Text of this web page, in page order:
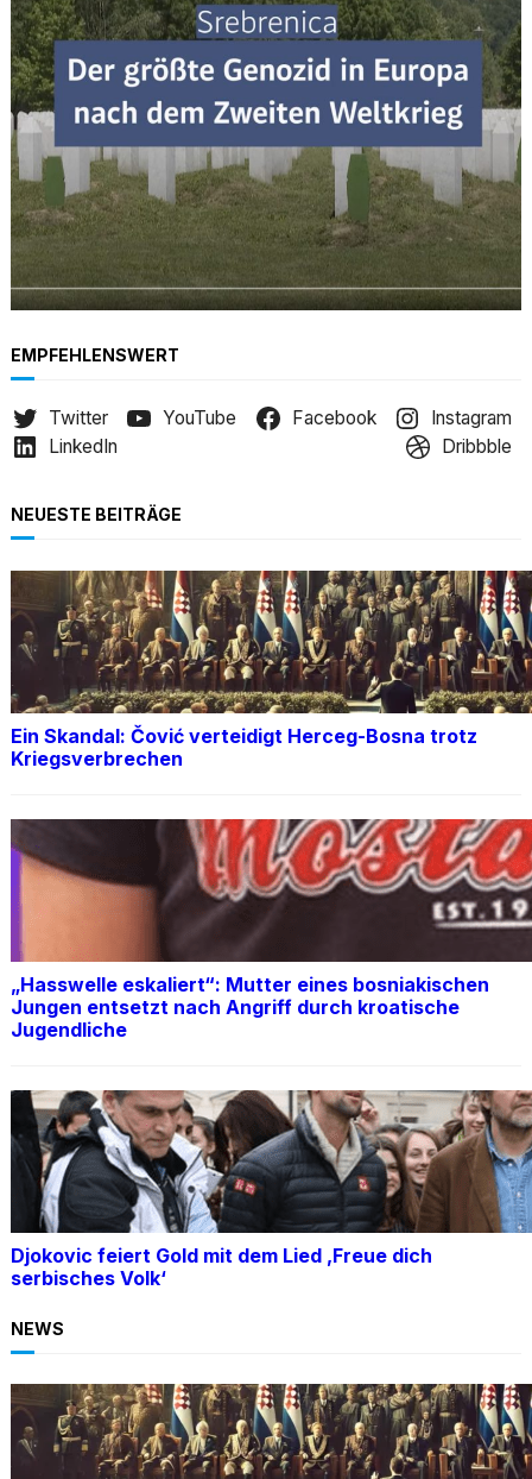
h
EMPFEHLENSWERT
Twitter YouTube Facebook
Instagram
LinkedIn
Dribbble
NEUESTE BEITRÄGE
Ein Skandal: Čović verteidigt Herceg-Bosna trotz
Kriegsverbrechen
„Hasswelle eskaliert“: Mutter eines bosniakischen
Jungen entsetzt nach Angriff durch kroatische
Jugendliche
Djokovic feiert Gold mit dem Lied ‚Freue dich
serbisches Volk‘
NEWS
BOSNIEN
Ein Skandal: Čović verteidigt Herceg-Bosna
trotz Kriegsverbrechen